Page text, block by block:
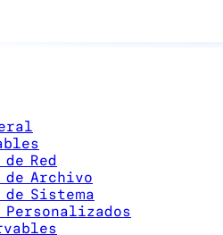
Red
Archivo
Sistema